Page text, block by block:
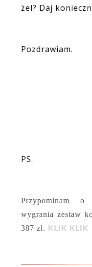
żel? Daj
Pozdrawiam.
PS.
Przypominam
wygrania zestaw
387 zł. KLIK KLIK